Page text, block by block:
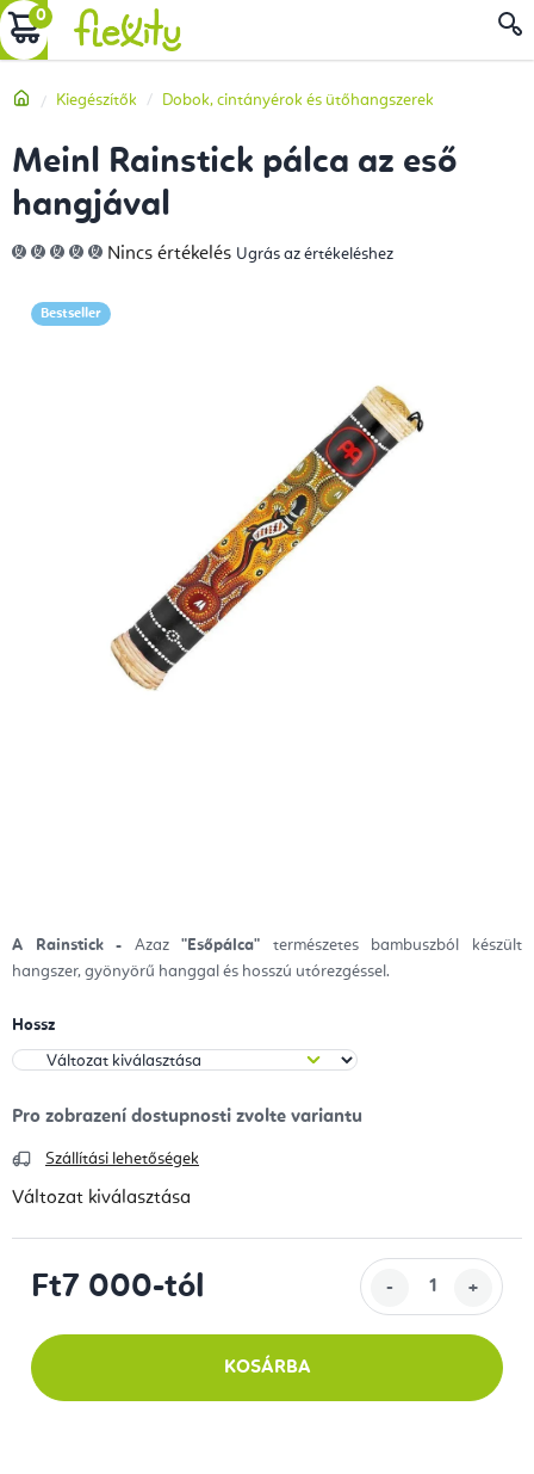
Ugrás
a
tartalomhoz
KOSÁR
Kezdőlap
Kiegészítők Dobok, cintányérok és ütőhangszerek
A Rainstick - Azaz"Esőpálca" természetes bambuszból készült
hangszer, gyönyörű hanggal és hosszú utórezgéssel.
Hossz
Szállítási lehetőségek
Változat kiválasztása
Ft7 000-tól
KOSÁRBA
Meinl Rainstick pálca az eső
hangjával
A
termék
5-
ből
Nincs értékelés Ugrás az értékeléshez
Bestseller